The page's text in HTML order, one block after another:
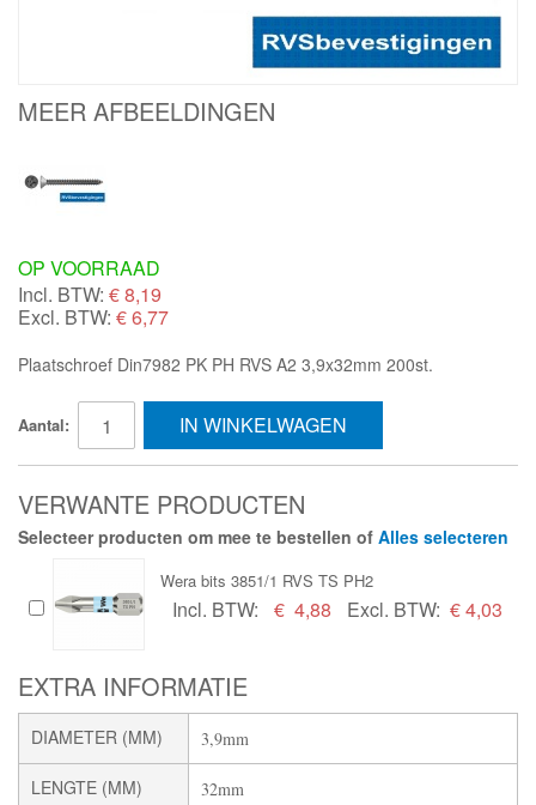
MEER AFBEELDINGEN
OP VOORRAAD
Incl. BTW: €8,19
Excl. BTW: € 6,77
Plaatschroef Din7982 PK PH RVS A2 3,9x32mm 200st.
Aantal: IN WINKELWAGEN
VERWANTE PRODUCTEN
Selecteer producten om mee te bestellen of Alles selecteren
Wera bits 3851/1 RVS TS PH2
Incl. BTW: € 4,88 Excl. BTW: € 4,03
EXTRA INFORMATIE
DIAMETER (MM) 3,9mm
LENGTE (MM) 32mm